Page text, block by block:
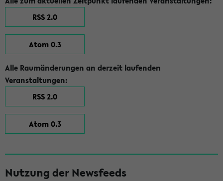
RSS 2.0
Atom 0.3
Alle Raumänderungen an derzeit laufenden
Veranstaltungen:
RSS 2.0
Atom 0.3
Nutzung der Newsfeeds